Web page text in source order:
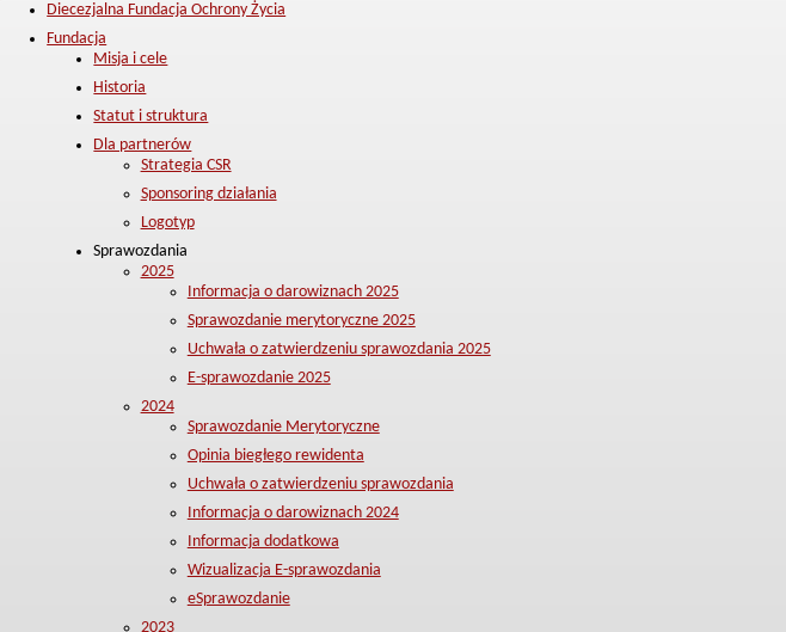
Diecezjalna Fundacja Ochrony Życia
Fundacja
Misja i cele
Historia
Statut i struktura
Dla partnerów
Strategia CSR
Sponsoring działania
Logotyp
Sprawozdania
2025
Informacja o darowiznach 2025
Sprawozdanie merytoryczne 2025
Uchwała o zatwierdzeniu sprawozdania 2025
E-sprawozdanie 2025
2024
Sprawozdanie Merytoryczne
Opinia biegłego rewidenta
Uchwała o zatwierdzeniu sprawozdania
Informacja o darowiznach 2024
Informacja dodatkowa
Wizualizacja E-sprawozdania
eSprawozdanie
2023